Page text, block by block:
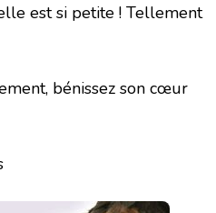
est si petite ! Tellement
bénissez son cœur